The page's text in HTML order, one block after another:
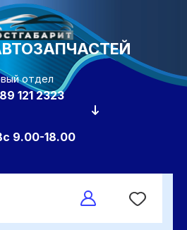
отдел
121 2323
9.00-18.00